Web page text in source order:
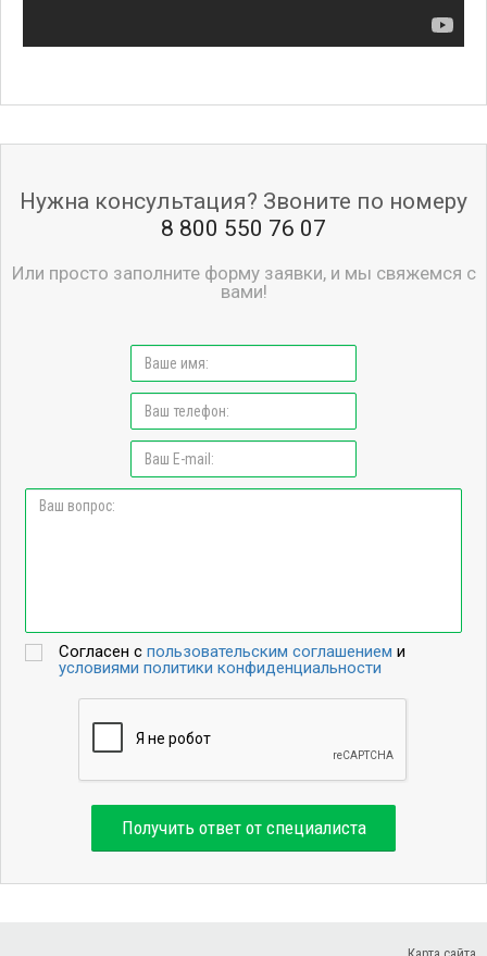
Нужна консультация? Звоните по номеру
8 800 550 76 07
Или просто заполните форму заявки, и мы свяжемся с
вами!
Согласен спользовательским соглашением и
условиями политики конфиденциальности
Получить ответ от специалиста